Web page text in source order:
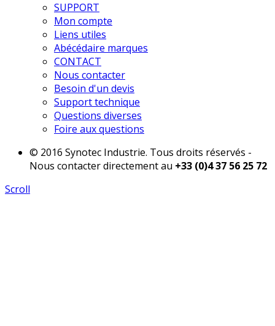
SUPPORT
Mon compte
Liens utiles
Abécédaire marques
CONTACT
Nous contacter
Besoin d'un devis
Support technique
Questions diverses
Foire aux questions
© 2016 Synotec Industrie. Tous droits réservés -
Nous contacter directement au +33 (0)4 37 56 25 72
Scroll